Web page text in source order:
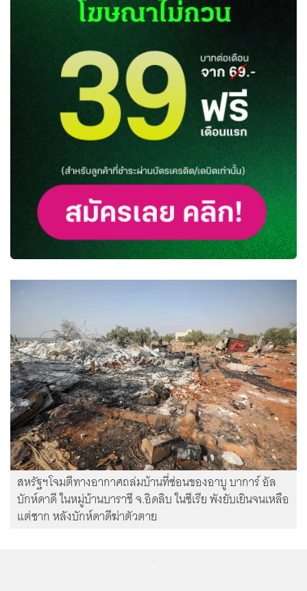
สหรัฐฯโจมตีทางอากาศถล่มบ้านที่ซ่อนของอาบู บาการ์ อัล
บักห์ดาดี ในหมู่บ้านบาราชี จ.อิดลิบ ในซีเรีย พังยับเยินจนเหลือ
แต่ซาก หลังบักห์ดาดีฆ่าตัวตาย